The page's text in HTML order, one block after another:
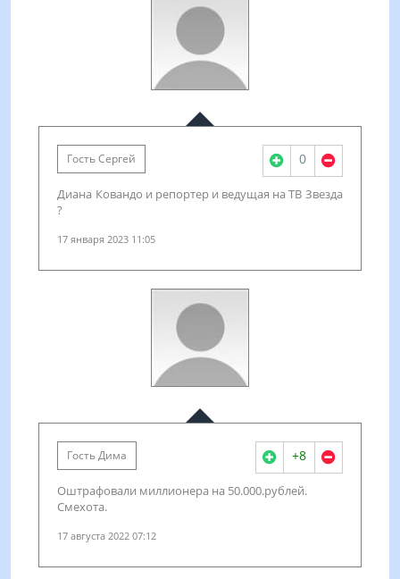
Гость Сергей 0
Диана Ковандо и репортер и ведущая на ТВ Звезда
?
17 января 2023 11:05
Гость Дима +8
Оштрафовали миллионера на 50.000.рублей.
Смехота.
17 августа 2022 07:12